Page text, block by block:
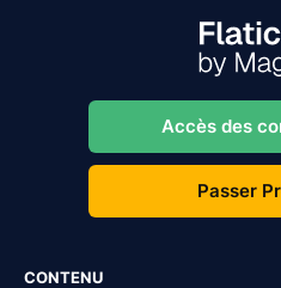
Accès des
Passer
CONTENU